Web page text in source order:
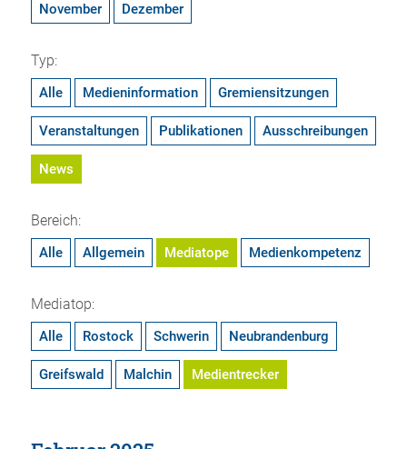
November Dezember
Typ:
Alle Medieninformation Gremiensitzungen
Veranstaltungen Publikationen Ausschreibungen
News
Bereich:
Alle Allgemein Mediatope Medienkompetenz
Mediatop:
Alle Rostock Schwerin Neubrandenburg
Greifswald Malchin Medientrecker